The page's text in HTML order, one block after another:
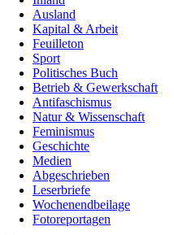
Ausland
Kapital & Arbeit
Feuilleton
Sport
Politisches Buch
Betrieb & Gewerkschaft
Antifaschismus
Natur & Wissenschaft
Feminismus
Geschichte
Medien
Abgeschrieben
Leserbriefe
Wochenendbeilage
Fotoreportagen